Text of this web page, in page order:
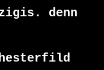
denn